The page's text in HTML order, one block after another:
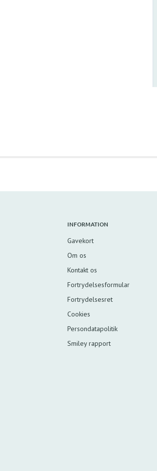
INFORMATION
Gavekort
Om os
Kontakt os
Fortrydelsesformular
Fortrydelsesret
Cookies
Persondatapolitik
Smiley rapport